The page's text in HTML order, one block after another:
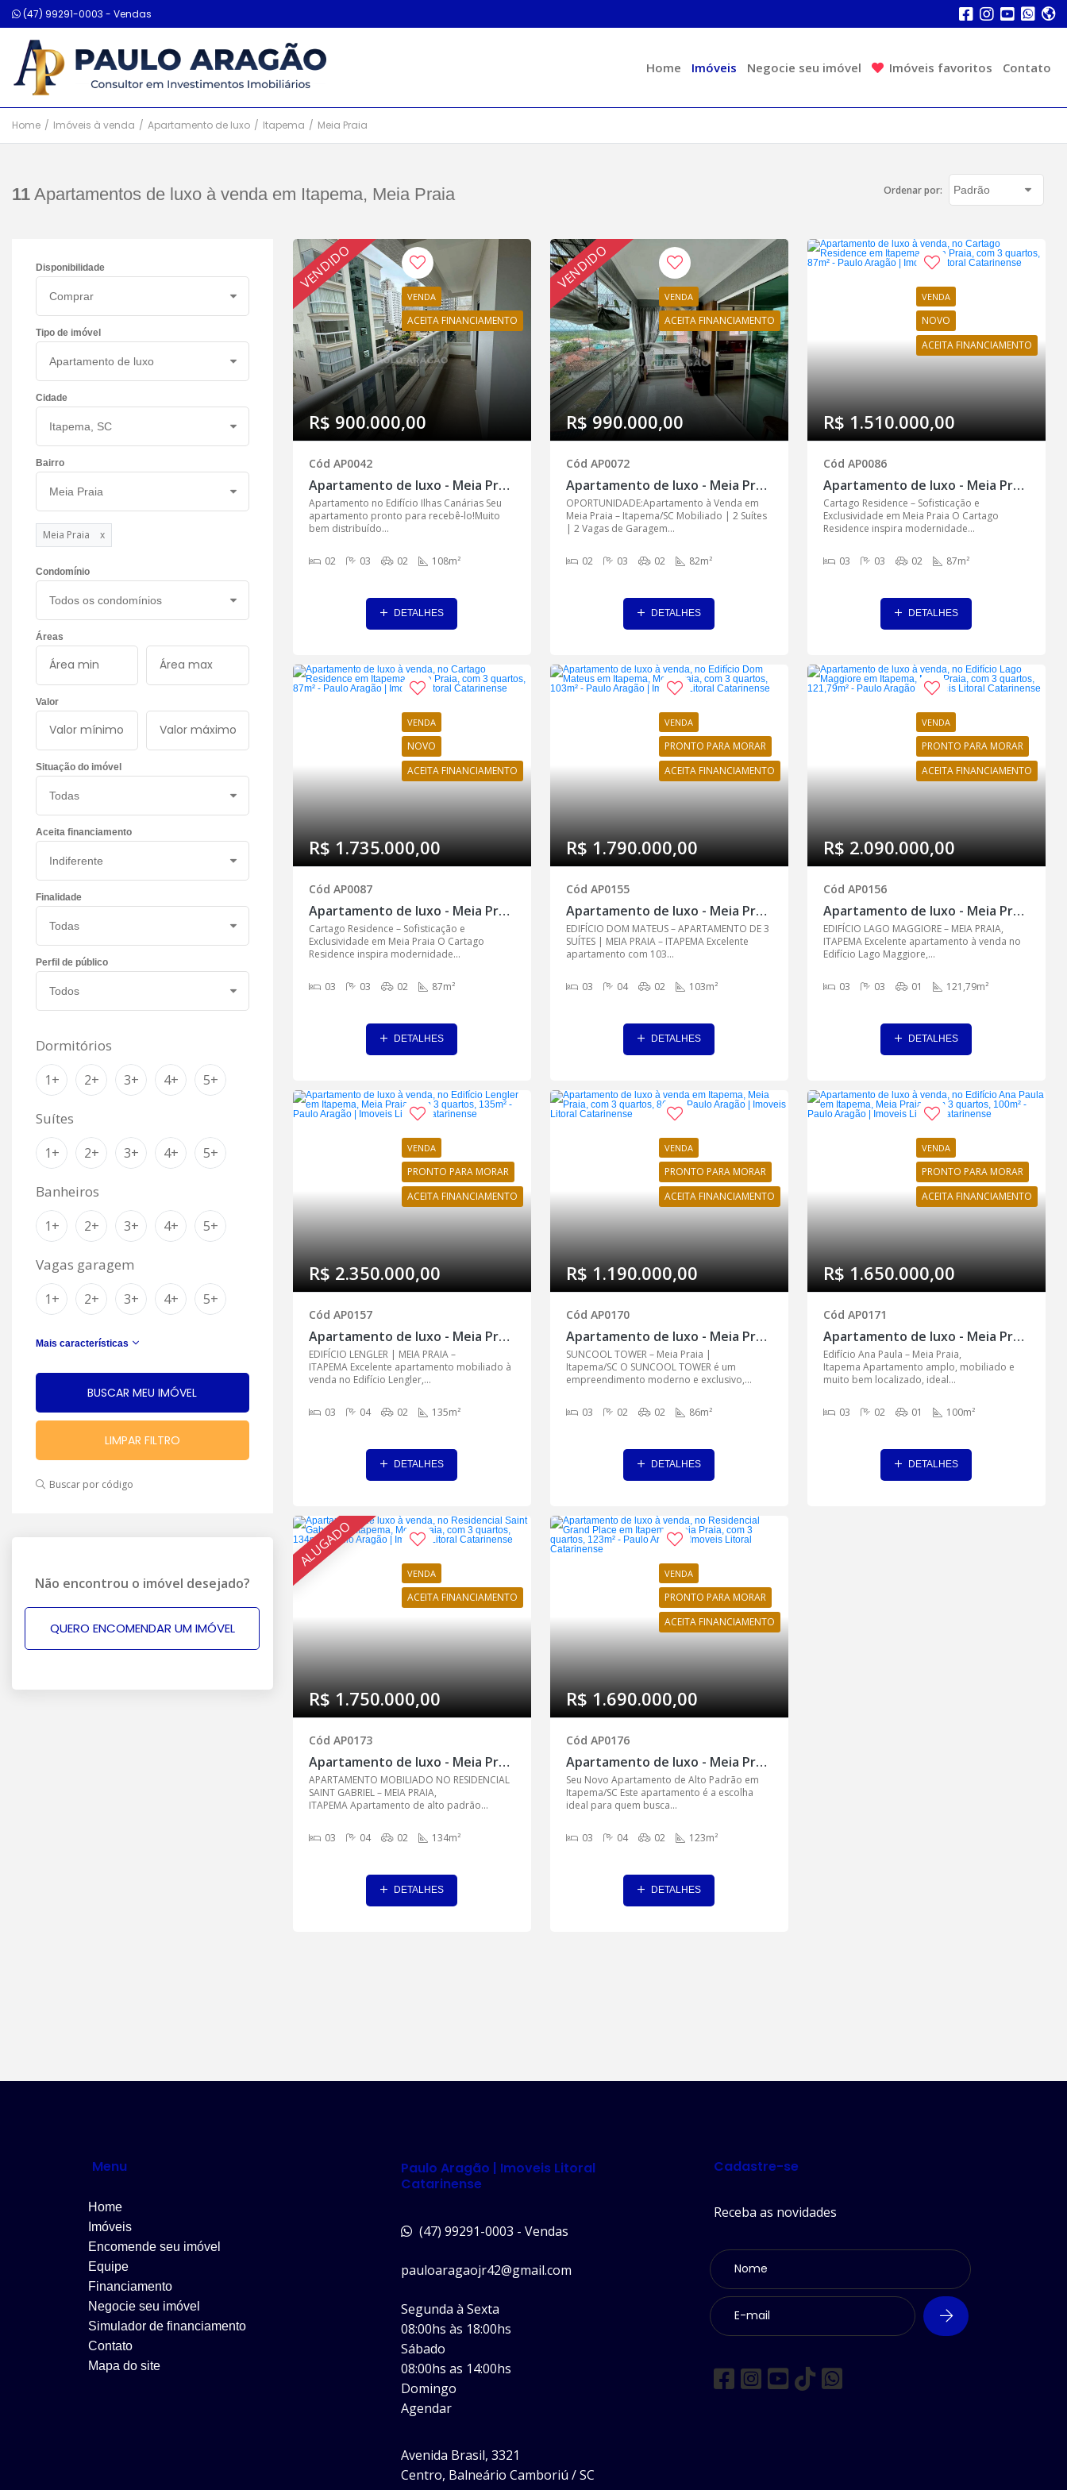
(47) 99291-0003 - Vendas
Home Imóveis Negocie seu imóvel Imóveis favoritos Contato
Home / Imóveis à venda / Apartamento de luxo / Itapema / Meia Praia
11 Apartamentos de luxo à venda em Itapema, Meia Praia Ordenar por:
Disponibilidade
Tipo de imóvel
Cidade
Bairro
Meia Praia x
Condomínio
Áreas
Valor
Situação do imóvel
Aceita financiamento
Finalidade
Perfil de público
Dormitórios
1+ 2+ 3+ 4+ 5+
Suítes
1+ 2+ 3+ 4+ 5+
Banheiros
1+ 2+ 3+ 4+ 5+
Vagas garagem
1+ 2+ 3+ 4+ 5+
Mais características
LIMPAR FILTRO
Buscar por código
Não encontrou o imóvel desejado?
QUERO ENCOMENDAR UM IMÓVEL
VENDA
ACEITA FINANCIAMENTO
VENDIDO
R$ 900.000,00
Cód AP0042
Apartamento de luxo - Meia Praia, Itapema - AP0042
Apartamento no Edifício Ilhas Canárias Seu
apartamento pronto para recebê-lo!Muito
bem distribuído...
02 03 02 108m²
DETALHES
VENDA
ACEITA FINANCIAMENTO
VENDIDO
R$ 990.000,00
Cód AP0072
Apartamento de luxo - Meia Praia, Itapema - AP0072
OPORTUNIDADE:Apartamento à Venda em
Meia Praia – Itapema/SC Mobiliado | 2 Suítes
| 2 Vagas de Garagem...
02 03 02 82m²
DETALHES
VENDA
NOVO
ACEITA FINANCIAMENTO
R$ 1.510.000,00
Cód AP0086
Apartamento de luxo - Meia Praia, Itapema - AP0086
Cartago Residence – Sofisticação e
Exclusividade em Meia Praia O Cartago
Residence inspira modernidade...
03 03 02 87m²
DETALHES
VENDA
NOVO
ACEITA FINANCIAMENTO
R$ 1.735.000,00
Cód AP0087
Apartamento de luxo - Meia Praia, Itapema - AP0087
Cartago Residence – Sofisticação e
Exclusividade em Meia Praia O Cartago
Residence inspira modernidade...
03 03 02 87m²
DETALHES
VENDA
PRONTO PARA MORAR
ACEITA FINANCIAMENTO
R$ 1.790.000,00
Cód AP0155
Apartamento de luxo - Meia Praia, Itapema - AP0155
EDIFÍCIO DOM MATEUS – APARTAMENTO DE 3
SUÍTES | MEIA PRAIA – ITAPEMA Excelente
apartamento com 103...
03 04 02 103m²
DETALHES
VENDA
PRONTO PARA MORAR
ACEITA FINANCIAMENTO
R$ 2.090.000,00
Cód AP0156
Apartamento de luxo - Meia Praia, Itapema - AP0156
EDIFÍCIO LAGO MAGGIORE – MEIA PRAIA,
ITAPEMA Excelente apartamento à venda no
Edifício Lago Maggiore,...
03 03 01 121,79m²
DETALHES
VENDA
PRONTO PARA MORAR
ACEITA FINANCIAMENTO
R$ 2.350.000,00
Cód AP0157
Apartamento de luxo - Meia Praia, Itapema - AP0157
EDIFÍCIO LENGLER | MEIA PRAIA –
ITAPEMA Excelente apartamento mobiliado à
venda no Edifício Lengler,...
03 04 02 135m²
DETALHES
VENDA
PRONTO PARA MORAR
ACEITA FINANCIAMENTO
R$ 1.190.000,00
Cód AP0170
Apartamento de luxo - Meia Praia, Itapema - AP0170
SUNCOOL TOWER – Meia Praia |
Itapema/SC O SUNCOOL TOWER é um
empreendimento moderno e exclusivo,...
03 02 02 86m²
DETALHES
VENDA
PRONTO PARA MORAR
ACEITA FINANCIAMENTO
R$ 1.650.000,00
Cód AP0171
Apartamento de luxo - Meia Praia, Itapema - AP0171
Edifício Ana Paula – Meia Praia,
Itapema Apartamento amplo, mobiliado e
muito bem localizado, ideal...
03 02 01 100m²
DETALHES
VENDA
ACEITA FINANCIAMENTO
ALUGADO
R$ 1.750.000,00
Cód AP0173
Apartamento de luxo - Meia Praia, Itapema - AP0173
APARTAMENTO MOBILIADO NO RESIDENCIAL
SAINT GABRIEL – MEIA PRAIA,
ITAPEMA Apartamento de alto padrão...
03 04 02 134m²
DETALHES
VENDA
PRONTO PARA MORAR
ACEITA FINANCIAMENTO
R$ 1.690.000,00
Cód AP0176
Apartamento de luxo - Meia Praia, Itapema - AP0176
Seu Novo Apartamento de Alto Padrão em
Itapema/SC Este apartamento é a escolha
ideal para quem busca...
03 04 02 123m²
DETALHES
Menu
Home
Imóveis
Encomende seu imóvel
Equipe
Financiamento
Negocie seu imóvel
Simulador de financiamento
Contato
Mapa do site
Paulo Aragão | Imoveis Litoral
Catarinense
(47) 99291-0003 - Vendas
pauloaragaojr42@gmail.com
Segunda à Sexta
08:00hs às 18:00hs
Sábado
08:00hs as 14:00hs
Domingo
Agendar
Avenida Brasil, 3321
Centro, Balneário Camboriú / SC
Cadastre-se
Receba as novidades